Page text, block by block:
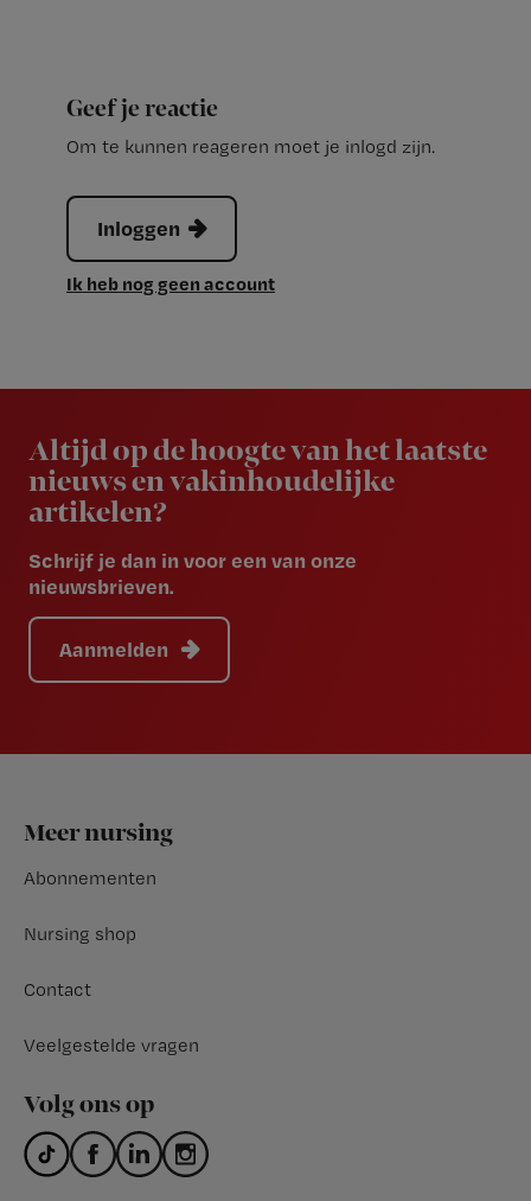
Geef je reactie
Om te kunnen reageren moet je inlogd zijn.
Inloggen
Ik heb nog geen account
Altijd op de hoogte van het laatste
nieuws en vakinhoudelijke
artikelen?
Schrijf je dan in voor een van onze
nieuwsbrieven.
Aanmelden
Footer
Meer nursing
Abonnementen
Nursing shop
Contact
Veelgestelde vragen
Volg ons op